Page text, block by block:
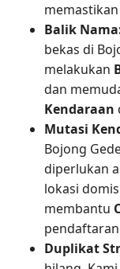
Balik
bekas di
melakukan
dan
Kendaraan
Mutasi
Bojong
diperlukan
lokasi
membantu
Duplikat